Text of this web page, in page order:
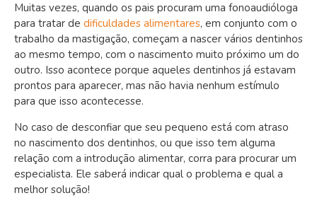
Muitas vezes, quando os pais procuram uma fonoaudióloga
para tratar de dificuldades alimentares, em conjunto com o
trabalho da mastigação, começam a nascer vários dentinhos
ao mesmo tempo, com o nascimento muito próximo um do
outro. Isso acontece porque aqueles dentinhos já estavam
prontos para aparecer, mas não havia nenhum estímulo
para que isso acontecesse.
No caso de desconfiar que seu pequeno está com atraso
no nascimento dos dentinhos, ou que isso tem alguma
relação com a introdução alimentar, corra para procurar um
especialista. Ele saberá indicar qual o problema e qual a
melhor solução!